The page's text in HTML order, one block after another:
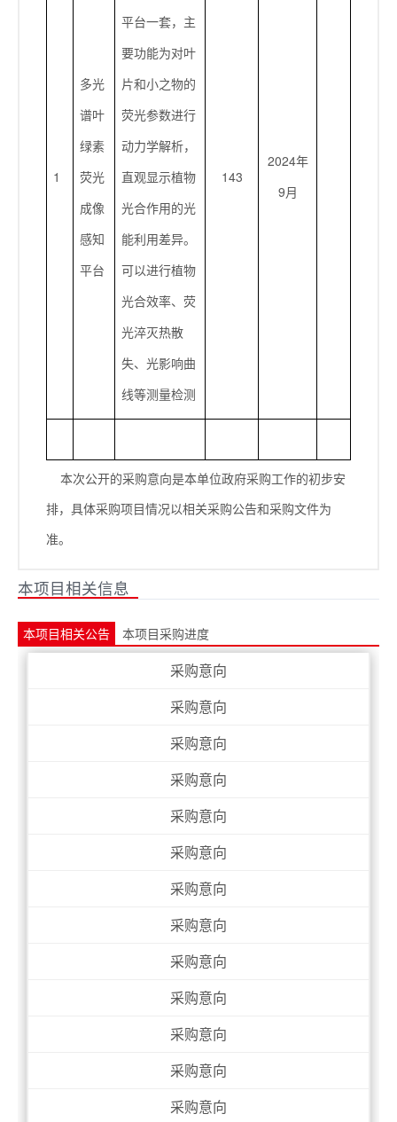
1
多光
谱叶
绿素
荧光
成像
感知
平台
平台一套，主
要功能为对叶
片和小之物的
荧光参数进行
动力学解析，
直观显示植物
光合作用的光
能利用差异。
可以进行植物
光合效率、荧
光淬灭热散
失、光影响曲
线等测量检测
143
2024年
9月
本次公开的采购意向是本单位政府采购工作的初步安
排，具体采购项目情况以相关采购公告和采购文件为
准。
本项目相关信息
本项目相关公告 本项目采购进度
采购意向
采购意向
采购意向
采购意向
采购意向
采购意向
采购意向
采购意向
采购意向
采购意向
采购意向
采购意向
采购意向